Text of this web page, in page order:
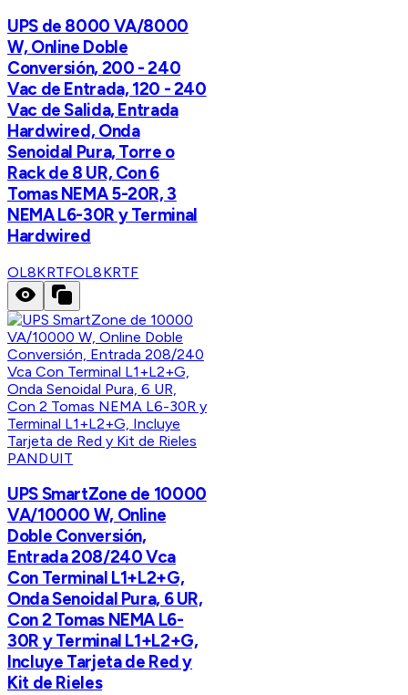
UPS de 8000 VA/8000
W, Online Doble
Conversión, 200 - 240
Vac de Entrada, 120 - 240
Vac de Salida, Entrada
Hardwired, Onda
Senoidal Pura, Torre o
Rack de 8 UR, Con 6
Tomas NEMA 5-20R, 3
NEMA L6-30R y Terminal
Hardwired
OL8KRTFOL8KRTF
PANDUIT
UPS SmartZone de 10000
VA/10000 W, Online
Doble Conversión,
Entrada 208/240 Vca
Con Terminal L1+L2+G,
Onda Senoidal Pura, 6 UR,
Con 2 Tomas NEMA L6-
30R y Terminal L1+L2+G,
Incluye Tarjeta de Red y
Kit de Rieles